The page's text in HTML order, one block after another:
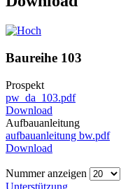
Baureihe 103
Prospekt
pw_da_103.pdf
Download
Aufbauanleitung
aufbauanleitung bw.pdf
Download
Nummer anzeigen
Unterstützung